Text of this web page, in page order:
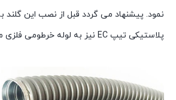
نمود. پيشنهاد می گردد قبل از نصب اين گلند
پلاستيکی تيپ EC نيز به لوله خرطومی فلزی متصل گردد.